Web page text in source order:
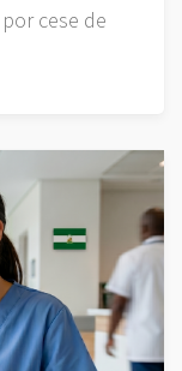
cese de